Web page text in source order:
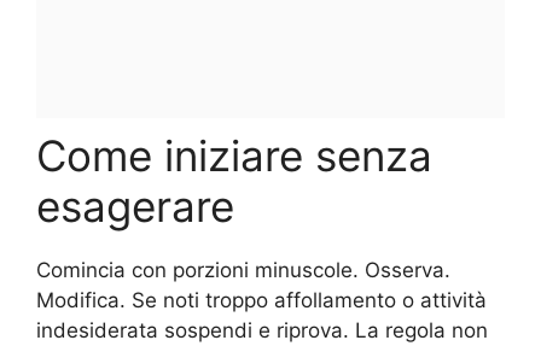
Come iniziare senza
esagerare
Comincia con porzioni minuscole. Osserva.
Modifica. Se noti troppo affollamento o attività
indesiderata sospendi e riprova. La regola non